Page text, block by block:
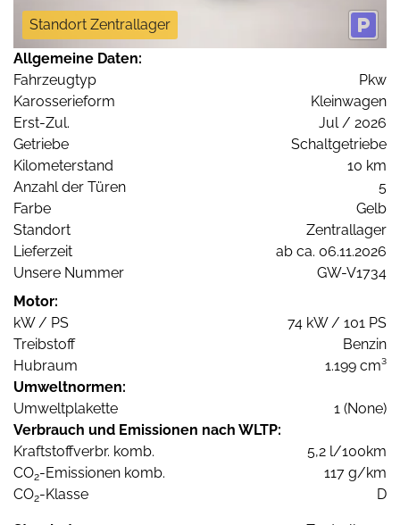
Standort Zentrallager
Allgemeine Daten:
Fahrzeugtyp
Pkw
Karosserieform
Kleinwagen
Erst-Zul.
Jul / 2026
Getriebe
Schaltgetriebe
Kilometerstand
10 km
Anzahl der Türen
5
Farbe
Gelb
Standort
Zentrallager
Lieferzeit
ab ca. 06.11.2026
Unsere Nummer
GW-V1734
Motor:
kW / PS
74 kW / 101 PS
Treibstoff
Benzin
Hubraum
1.199 cm³
Umweltnormen:
Umweltplakette
1 (None)
Verbrauch und Emissionen nach WLTP:
Kraftstoffverbr. komb.
5,2 l/100km
CO2-Emissionen komb.
117 g/km
CO2-Klasse D